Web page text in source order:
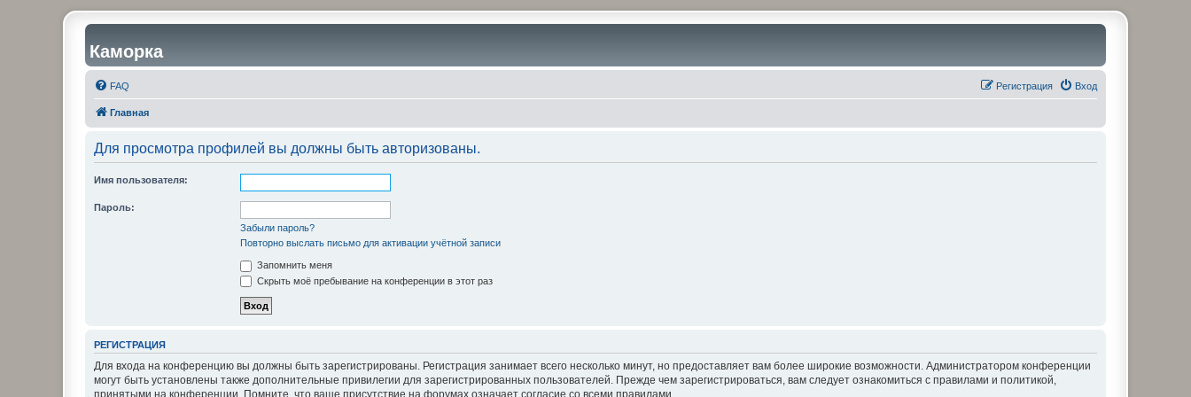
Каморка
FAQ Вход
Регистрация
Главная
Для просмотра профилей вы должны быть авторизованы.
Имя пользователя:
Пароль:
Забыли пароль?
Повторно выслать письмо для активации учётной записи
Запомнить меня
Скрыть моё пребывание на конференции в этот раз
РЕГИСТРАЦИЯ
Для входа на конференцию вы должны быть зарегистрированы. Регистрация занимает всего несколько минут, но предоставляет вам более широкие возможности. Администратором конференции
могут быть установлены также дополнительные привилегии для зарегистрированных пользователей. Прежде чем зарегистрироваться, вам следует ознакомиться с правилами и политикой,
принятыми на конференции. Помните, что ваше присутствие на форумах означает согласие со всеми правилами.